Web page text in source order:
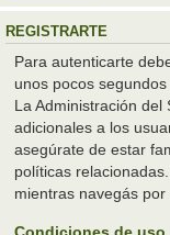
REGISTRARTE
Para autenticarte
unos pocos
La Administración
adicionales a los
asegúrate de estar
políticas
mientras navegás por
Condiciones de uso